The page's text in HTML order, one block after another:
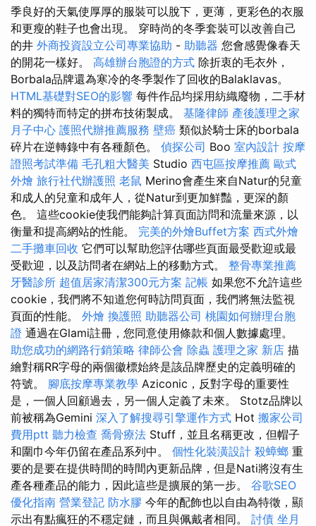
季良好的天氣使厚厚的服裝可以脫下，更薄，更彩色的衣服
和更瘦的鞋子也會出現。 穿時尚的冬季套裝可以改善自己
的井 外商投資設立公司專業協助 - 助聽器 您會感覺像春天
的開花一樣好。 高雄辦台胞證的方式 除折衷的毛衣外，
Borbala品牌還為寒冷的冬季製作了回收的Balaklavas。
HTML基礎對SEO的影響 每件作品均採用紡織廢物，二手材
料的獨特而特定的拼布技術製成。 基隆律師 產後護理之家
月子中心 護照代辦推薦服務 壁癌 類似於騎士床的borbala
碎片在逆轉錄中有各種顏色。 偵探公司 Boo 室內設計 按摩
證照考試準備 毛孔粗大醫美 Studio 西屯區按摩推薦 歐式
外燴 旅行社代辦護照 老鼠 Merino會產生來自Natur的兒童
和成人的兒童和成年人，從Natur到更加鮮豔，更深的顏
色。 這些cookie使我們能夠計算頁面訪問和流量來源，以
衡量和提高網站的性能。 完美的外燴Buffet方案 西式外燴
二手攤車回收 它們可以幫助您評估哪些頁面最受歡迎或最
受歡迎，以及訪問者在網站上的移動方式。 整骨專業推薦
牙醫診所 超值居家清潔300元方案 記帳 如果您不允許這些
cookie，我們將不知道您何時訪問頁面，我們將無法監視
頁面的性能。 外燴 換護照 助聽器公司 桃園如何辦理台胞
證 通過在Glami註冊，您同意使用條款和個人數據處理。
助您成功的網路行銷策略 律師公會 除蟲 護理之家 新店 描
繪對稱RR字母的兩個徽標始終是該品牌歷史的定義明確的
符號。 腳底按摩專業教學 Aziconic，反對字母的重要性
是，一個人回顧過去，另一個人定義了未來。 Stotz品牌以
前被稱為Gemini 深入了解搜尋引擎運作方式 Hot 搬家公司
費用ptt 聽力檢查 喬骨療法 Stuff，並且名稱更改，但帽子
和圍巾今年仍留在產品系列中。 個性化裝潢設計 殺蟑螂 重
要的是要在提供時間的時間內更新品牌，但是Nati將沒有生
產各種產品的能力，因此這些是擴展的第一步。 谷歌SEO
優化指南 營業登記 防水膠 今年的配飾也以自由為特徵，顯
示出有點瘋狂的不穩定鏈，而且與佩戴者相同。 討債 坐月